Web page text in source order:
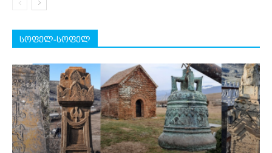
სოფელ-სოფელ